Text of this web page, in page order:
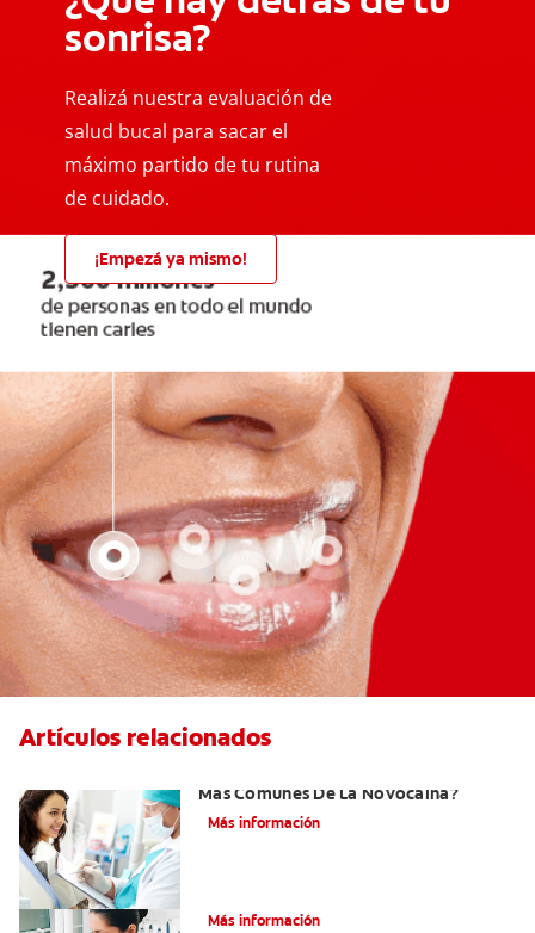
sonrisa?
Realizá nuestra evaluación de
salud bucal para sacar el
máximo partido de tu rutina
de cuidado.
¡Empezá ya mismo!
Artículos relacionados
Más Comunes De La Novocaína?
Más información
Más información